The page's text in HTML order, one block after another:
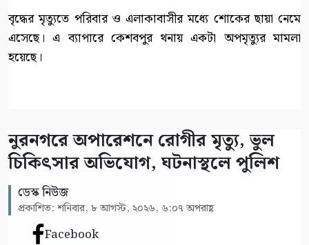
বৃদ্ধের মৃত্যুতে পরিবার ও এলাকাবাসীর মধ্যে শোকের ছায়া নেমে
এসেছে। এ ব্যাপারে কেশবপুর থনায় একটা অপমৃত্যুর মামলা
হয়েছে।
নুরনগরে অপারেশনে রোগীর মৃত্যু, ভুল
চিকিৎসার অভিযোগ, ঘটনাস্থলে পুলিশ
ডেস্ক নিউজ
প্রকাশিত: শনিবার, ৮ আগস্ট, ২০২৬, ৬:০৭ অপরাহ্ণ
Facebook